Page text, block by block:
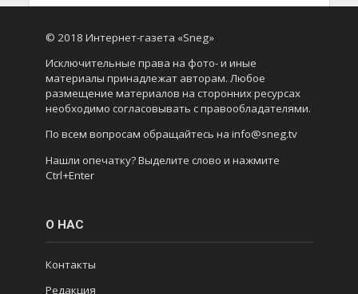
© 2018 Интернет-газета «Sneg»
Исключительные права на фото- и иные
материалы принадлежат авторам. Любое
размещение материалов на сторонних ресурсах
необходимо согласовывать с правообладателями.
По всем вопросам обращайтесь на info@sneg.tv
Нашли опечатку? Выделите слово и нажмите
Ctrl+Enter
О НАС
Контакты
Редакция